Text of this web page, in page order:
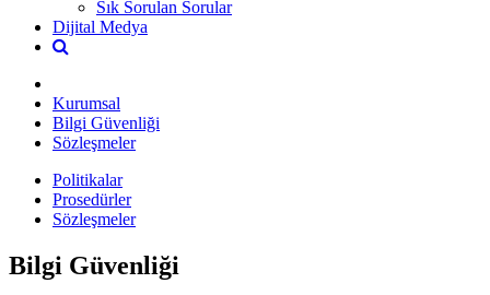
Sık Sorulan Sorular
Dijital Medya
Kurumsal
Bilgi Güvenliği
Sözleşmeler
Politikalar
Prosedürler
Sözleşmeler
Bilgi Güvenliği